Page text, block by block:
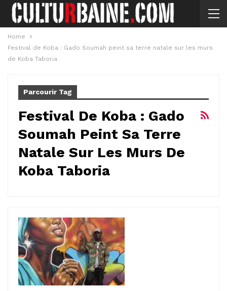
Home
Festival de Koba : Gado Soumah peint sa terre natale sur les murs
de Koba Taboria
Parcourir Tag
Festival De Koba : Gado
Soumah Peint Sa Terre
Natale Sur Les Murs De
Koba Taboria